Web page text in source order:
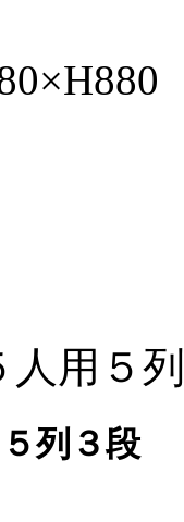
人用５
列３段